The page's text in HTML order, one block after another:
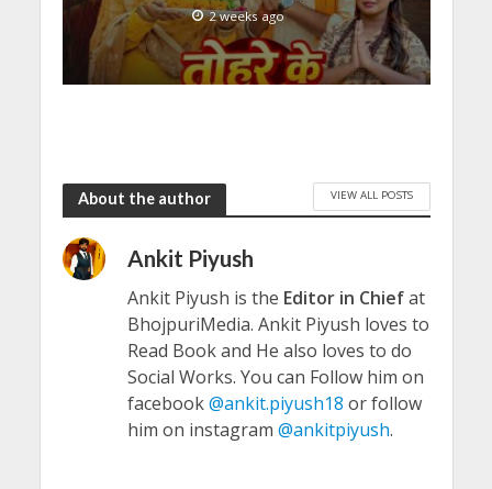
2 weeks ago
About the author VIEW ALL POSTS
Ankit Piyush
Ankit Piyush is the Editor in Chiefat
BhojpuriMedia. Ankit Piyush loves to
Read Book and He also loves to do
Social Works. You can Follow him on
facebook@ankit.piyush18 or follow
him on instagram @ankitpiyush.